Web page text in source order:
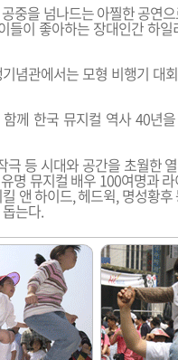
공중을 넘나드는 아찔한 공연
들이 좋아하는 장대인간 하
념관에서는 모형 비행기 대
께 한국 뮤지컬 역사 40년
극 등 시대와 공간을 초월한
명 뮤지컬 배우 100여명과
앤 하이드, 헤드윅, 명성황
는다.